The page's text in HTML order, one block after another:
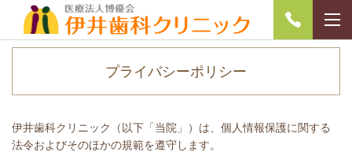
プライバシーポリシー
伊井歯科クリニック（以下「当院」）は、個人情報保護に関する
法令およびそのほかの規範を遵守します。